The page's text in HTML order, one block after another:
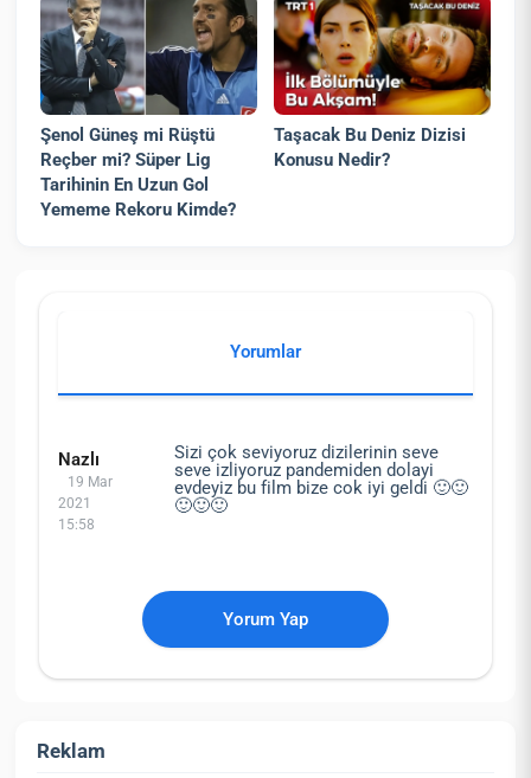
Şenol Güneş mi Rüştü
Reçber mi? Süper Lig
Tarihinin En Uzun Gol
Yememe Rekoru Kimde?
Taşacak Bu Deniz Dizisi
Konusu Nedir?
Yorumlar
Nazlı
19 Mar
2021
15:58
Sizi çok seviyoruz dizilerinin seve
seve izliyoruz pandemiden dolayi
evdeyiz bu film bize cok iyi geldi 🙂🙂
🙂🙂🙂
Yorum Yap
Reklam